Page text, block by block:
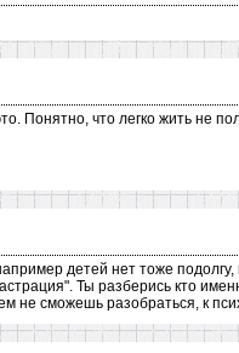
Понятно, что легко жить не
детей нет тоже
Ты разберись кто
не сможешь разобраться, к